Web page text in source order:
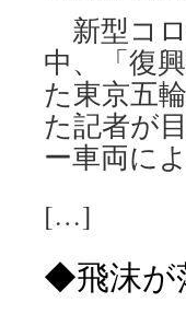
新型コ
中、「復
た東京五
た記者が
ー車両に
[…]
◆飛沫が